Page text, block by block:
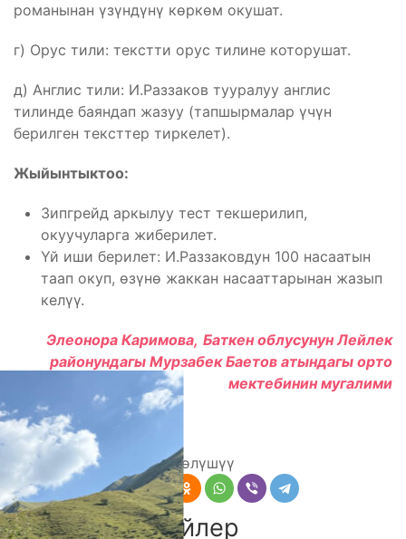
романынан үзүндүнү көркөм окушат.
г) Орус тили: текстти орус тилине которушат.
д) Англис тили: И.Раззаков тууралуу англис
тилинде баяндап жазуу (тапшырмалар үчүн
берилген тексттер тиркелет).
Жыйынтыктоо:
Зипгрейд аркылуу тест текшерилип,
окуучуларга жиберилет.
Үй иши берилет: И.Раззаковдун 100 насаатын
таап окуп, өзүнө жаккан насааттарынан жазып
келүү.
Элеонора Каримова, Баткен облусунун Лейлек
районундагы Мурзабек Баетов атындагы орто
мектебинин мугалими
Бөлүшүү
Комментарийлер